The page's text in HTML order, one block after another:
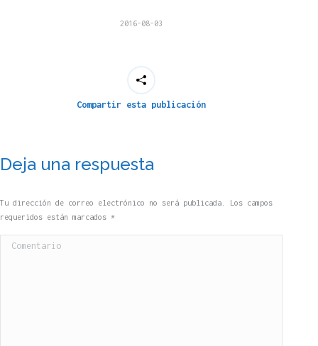
2016-08-03
Compartir esta publicación
Deja una respuesta
Tu dirección de correo electrónico no será publicada. Los campos
requeridos están marcados *
Comentario